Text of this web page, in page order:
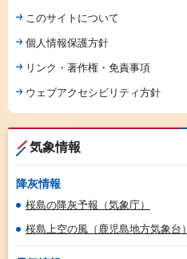
このサイトについて
個人情報保護方針
リンク・著作権・免責事項
ウェブアクセシビリティ方針
気象情報
降灰情報
桜島の降灰予報（気象庁）
桜島上空の風（鹿児島地方気象台）